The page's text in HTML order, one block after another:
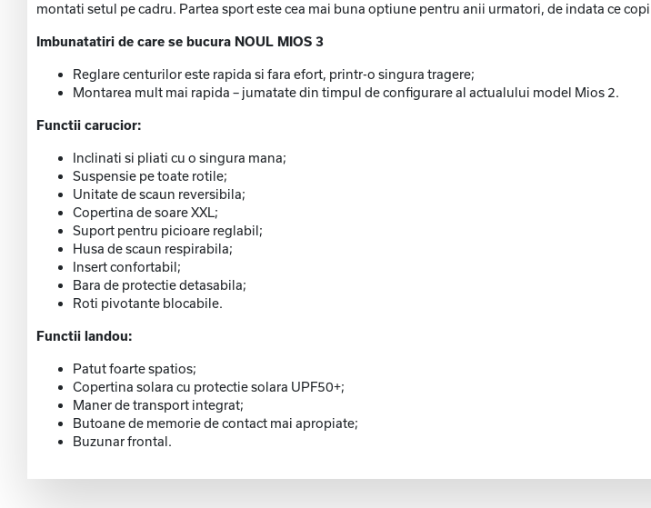
montati setul pe cadru. Partea sport este cea mai buna optiune pentru anii urmatori, de indata ce
Imbunatatiri de care se bucura NOUL MIOS 3
Reglare centurilor este rapida si fara efort, printr-o singura tragere;
Montarea mult mai rapida – jumatate din timpul de configurare al actualului model Mios 2.
Functii carucior:
Inclinati si pliati cu o singura mana;
Suspensie pe toate rotile;
Unitate de scaun reversibila;
Copertina de soare XXL;
Suport pentru picioare reglabil;
Husa de scaun respirabila;
Insert confortabil;
Bara de protectie detasabila;
Roti pivotante blocabile.
Functii landou:
Patut foarte spatios;
Copertina solara cu protectie solara UPF50+;
Maner de transport integrat;
Butoane de memorie de contact mai apropiate;
Buzunar frontal.